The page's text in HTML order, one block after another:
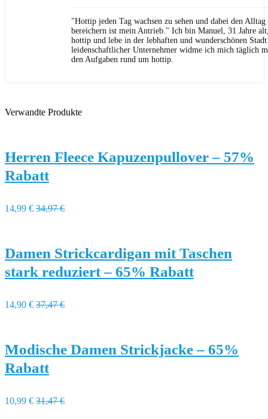
"Hottip jeden Tag wachsen zu sehen und dabei den
bereichern ist mein Antrieb." Ich bin Manuel, 31 Jahre
hottip und lebe in der lebhaften und wunderschönen
leidenschaftlicher Unternehmer widme ich mich täglich
den Aufgaben rund um hottip.
Verwandte Produkte
Herren Fleece Kapuzenpullover – 57%
Rabatt
14,99 € 34,97 €
Damen Strickcardigan mit Taschen
stark reduziert – 65% Rabatt
14,90 € 37,47 €
Modische Damen Strickjacke – 65%
Rabatt
10,99 € 31,47 €